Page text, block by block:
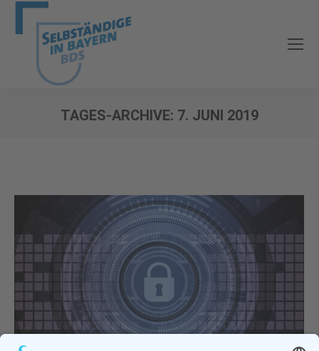
TAGES-ARCHIVE: 7. JUNI 2019